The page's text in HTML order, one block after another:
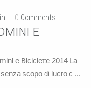
0 Comments
E
e Biciclette 2014 La
scopo di lucro c ...